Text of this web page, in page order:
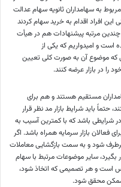
به سهامداران ثانویه سهام عدالت
افراد اقدام به خرید سهام کردند
مرتبه پیشنهادات هم در هیأت
و امیدواریم که یکی از
که موضوع آن به صورت کلی تعیین
در بازار عرضه کنند.
مستقیم هستند و هم برای
باید شرایط بازار مد نظر قرار
شرایطی باشد که با کمترین آسیب به
فعالان بازار سرمایه همراه باشد. اگر
شود و به سمت بازگشایی معاملات
بگیرد، سایر موضوعات مرتبط با سهام
است و هر تصمیمی که اتخاذ شود،
محقق شود.